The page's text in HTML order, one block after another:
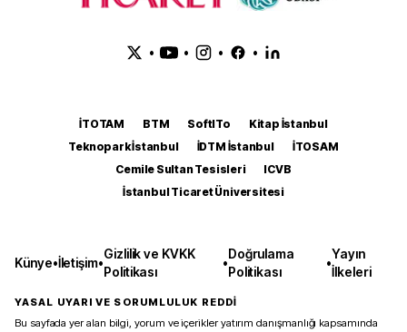
• • • •
İTOTAM BTM SoftITo
Kitap İstanbul
Teknopark İstanbul
İDTM İstanbul
İTOSAM
Cemile Sultan Tesisleri
ICVB
İstanbul Ticaret Üniversitesi
Künye•İletişim•
Gizlilik ve KVKK
Politikası
•
Doğrulama
Politikası
•
Yayın
İlkeleri
YASAL UYARI VE SORUMLULUK REDDİ
Bu sayfada yer alan bilgi, yorum ve içerikler yatırım danışmanlığı kapsamında